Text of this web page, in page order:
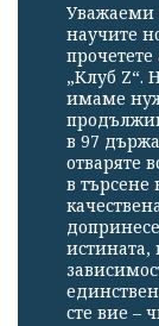
Уважаеми
научите
„Клуб Z“.
имаме
в 97
отваряте
в търсене
сте вие –